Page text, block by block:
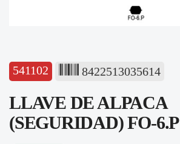
541102 8422513035614
LLAVE DE ALPACA
(SEGURIDAD) FO-6.P